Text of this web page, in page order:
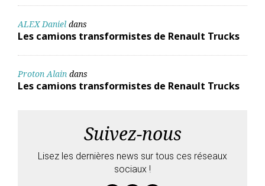
ALEX Daniel dans
Les camions transformistes de Renault Trucks
Proton Alain dans
Les camions transformistes de Renault Trucks
Suivez-nous
Lisez les dernières news sur tous ces réseaux
sociaux !